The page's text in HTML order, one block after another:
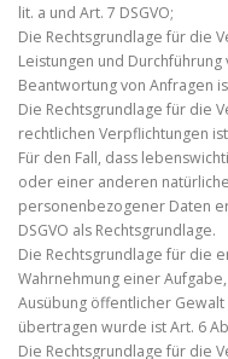
lit. a und Art. 7 DSGVO;
Die Rechtsgrundlage für die
Leistungen und
Beantwortung von Anfragen
Die Rechtsgrundlage für die
rechtlichen Verpflichtungen ist
Für den Fall, dass
oder einer anderen
personenbezogener Daten
DSGVO als Rechtsgrundlage.
Die Rechtsgrundlage für die
Wahrnehmung einer
Ausübung öffentlicher
übertragen wurde ist Art. 6
Die Rechtsgrundlage für die